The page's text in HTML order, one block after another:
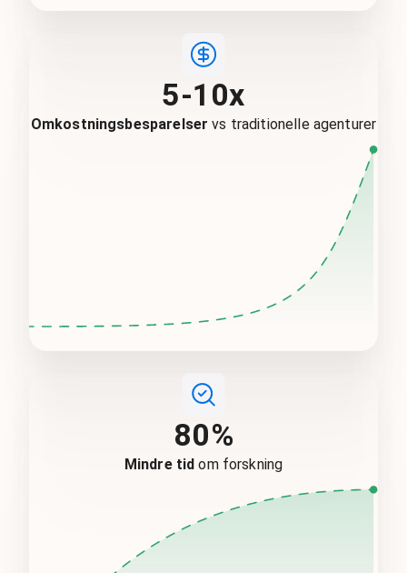
5-10x
Omkostningsbesparelser vs traditionelle agenturer
80%
Mindre tid om forskning